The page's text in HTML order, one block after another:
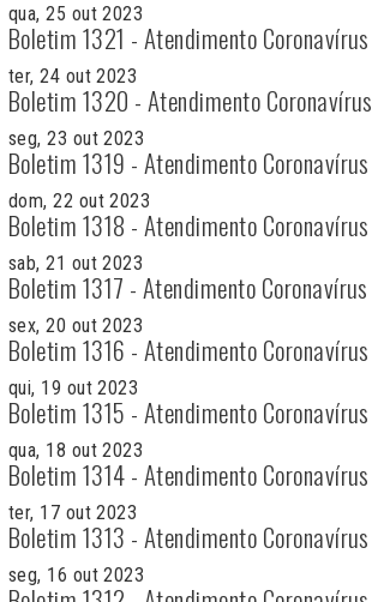
qua, 25 out 2023
Boletim 1321 - Atendimento Coronavírus
ter, 24 out 2023
Boletim 1320 - Atendimento Coronavírus
seg, 23 out 2023
Boletim 1319 - Atendimento Coronavírus
dom, 22 out 2023
Boletim 1318 - Atendimento Coronavírus
sab, 21 out 2023
Boletim 1317 - Atendimento Coronavírus
sex, 20 out 2023
Boletim 1316 - Atendimento Coronavírus
qui, 19 out 2023
Boletim 1315 - Atendimento Coronavírus
qua, 18 out 2023
Boletim 1314 - Atendimento Coronavírus
ter, 17 out 2023
Boletim 1313 - Atendimento Coronavírus
seg, 16 out 2023